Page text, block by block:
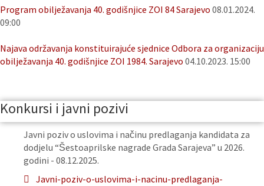
Program obilježavanja 40. godišnjice ZOI 84 Sarajevo 08.01.2024.
09:00
Najava održavanja konstituirajuće sjednice Odbora za organizaciju
obilježavanja 40. godišnjice ZOI 1984. Sarajevo 04.10.2023. 15:00
Konkursi i javni pozivi
Javni poziv o uslovima i načinu predlaganja kandidata za
dodjelu “Šestoaprilske nagrade Grada Sarajeva” u 2026.
godini - 08.12.2025.
Javni-poziv-o-uslovima-i-nacinu-predlaganja-